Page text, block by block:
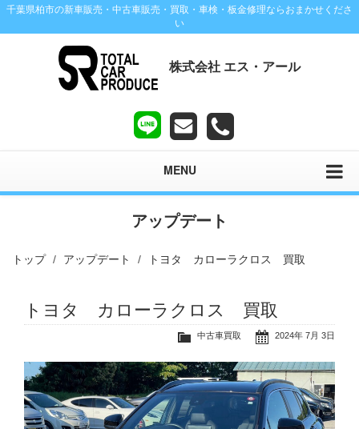
千葉県柏市の新車販売・中古車販売・買取・車検・板金修理ならおまかせくださ
い
株式会社 エス・アール
MENU
アップデート
トップ アップデート トヨタ カローラクロス 買取
トヨタ カローラクロス 買取
2024年 7月 3日
中古車買取